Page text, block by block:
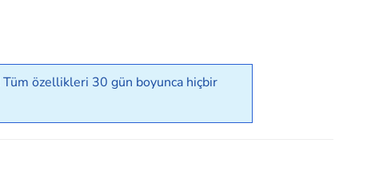
Tüm özellikleri 30 gün boyunca hiçbir